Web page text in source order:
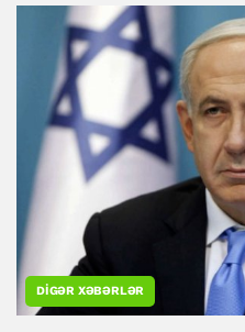
DIGƏR XƏBƏRLƏR